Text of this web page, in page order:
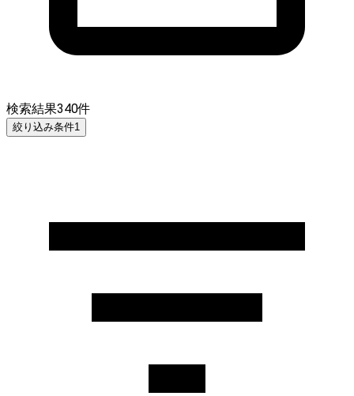
検索結果340件
絞り込み条件1